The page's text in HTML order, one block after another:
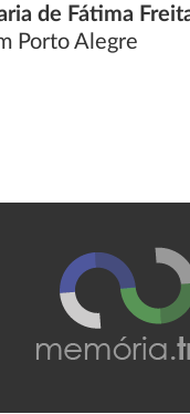
de Fátima
Porto Alegre